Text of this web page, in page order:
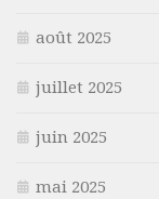
août 2025
juillet 2025
juin 2025
mai 2025